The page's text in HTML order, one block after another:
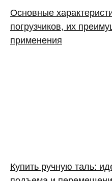
Основные
погрузчиков, их
применения
Купить ручную таль: